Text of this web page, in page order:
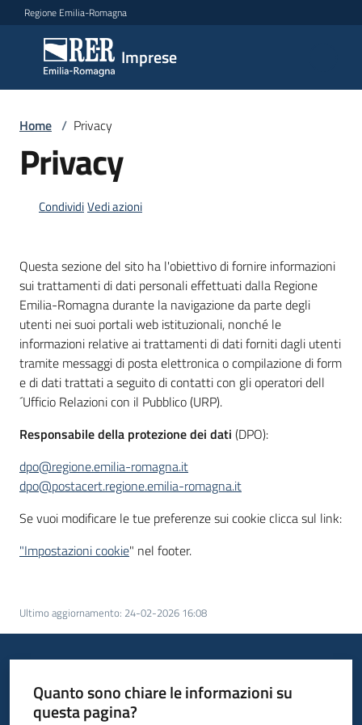
Vai al contenuto
Vai alla navigazione
Vai al footer
Regione Emilia-Romagna
Imprese
Imprese
Argomenti
Leggi
Atti
Bandi
Piani
Progetti
Newsletter
Seguici
su
Home / Privacy
Privacy
CondividiVedi azioni
Questa sezione del sito ha l'obiettivo di fornire informazioni
sui trattamenti di dati personali effettuati dalla Regione
Emilia-Romagna durante la navigazione da parte degli
utenti nei suoi portali web istituzionali, nonché le
informazioni relative ai trattamenti di dati forniti dagli utenti
tramite messaggi di posta elettronica o compilazione di form
e di dati trattati a seguito di contatti con gli operatori dell
´Ufficio Relazioni con il Pubblico (URP).
Responsabile della protezione dei dati (DPO):
dpo@regione.emilia-romagna.it
dpo@postacert.regione.emilia-romagna.it
Se vuoi modificare le tue preferenze sui cookie clicca sul link:
"Impostazioni cookie" nel footer.
Ultimo aggiornamento: 24-02-2026 16:08
Quanto sono chiare le informazioni su
questa pagina?